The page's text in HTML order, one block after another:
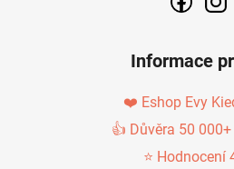
Informace
❤️ Eshop Evy
👍 Důvěra 50
⭐ Hodnocení